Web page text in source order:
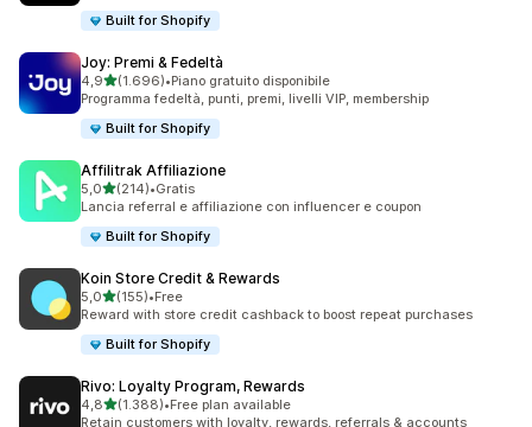
Built for Shopify
Joy: Premi & Fedeltà
4,9stelle su 5
(1.696)
1696 recensioni totali
•Piano gratuito disponibile
Programma fedeltà, punti, premi, livelli VIP, membership
Built for Shopify
Affilitrak Affiliazione
5,0stelle su 5
(214)
214 recensioni totali
•Gratis
Lancia referral e affiliazione con influencer e coupon
Built for Shopify
Koin Store Credit & Rewards
5,0stelle su 5
(155)
155 recensioni totali
•Free
Reward with store credit cashback to boost repeat purchases
Built for Shopify
Rivo: Loyalty Program, Rewards
4,8stelle su 5
(1.388)
1388 recensioni totali
•Free plan available
Retain customers with loyalty, rewards, referrals & accounts